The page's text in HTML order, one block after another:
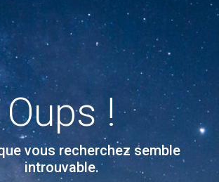
Oups !
vous recherchez semble
introuvable.